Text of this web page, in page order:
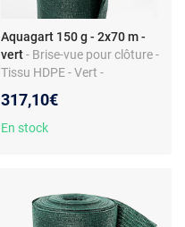
Aquagart 150 g - 2x70 m -
vert - Brise-vue pour clôture -
Tissu HDPE - Vert -
Largeur 2 m - Valeur
d'ombrage 80%
317,10€
En stock